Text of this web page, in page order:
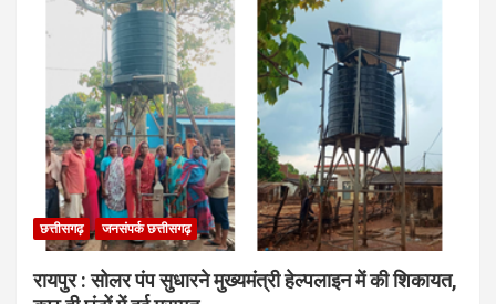
छत्तीसगढ़ जनसंपर्क छत्तीसगढ़
रायपुर : सोलर पंप सुधारने मुख्यमंत्री हेल्पलाइन में की शिकायत,